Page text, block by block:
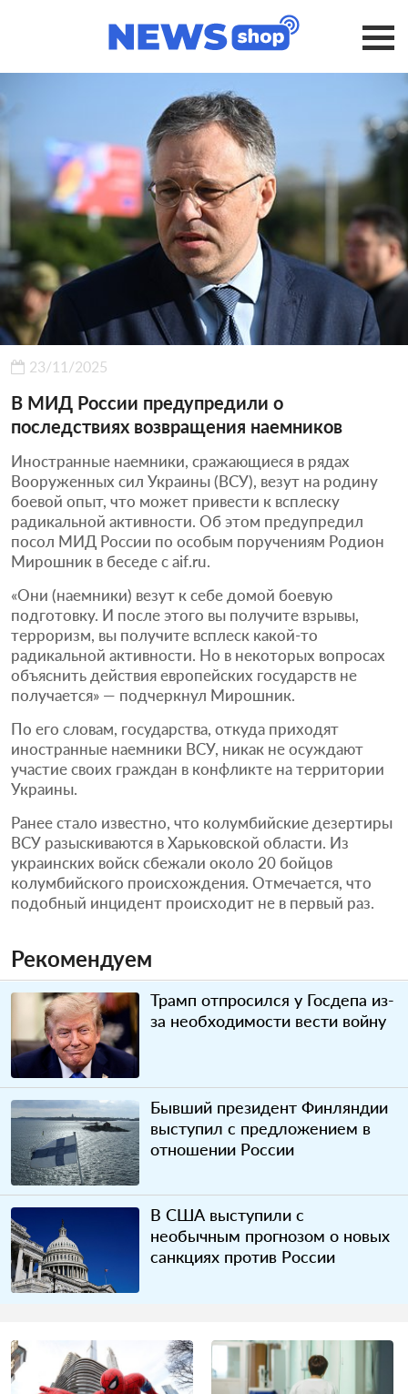
23/11/2025
В МИД России предупредили о
последствиях возвращения наемников
Иностранные наемники, сражающиеся в рядах
Вооруженных сил Украины (ВСУ), везут на родину
боевой опыт, что может привести к всплеску
радикальной активности. Об этом предупредил
посол МИД России по особым поручениям Родион
Мирошник в беседе с aif.ru.
«Они (наемники) везут к себе домой боевую
подготовку. И после этого вы получите взрывы,
терроризм, вы получите всплеск какой-то
радикальной активности. Но в некоторых вопросах
объяснить действия европейских государств не
получается» — подчеркнул Мирошник.
По его словам, государства, откуда приходят
иностранные наемники ВСУ, никак не осуждают
участие своих граждан в конфликте на территории
Украины.
Ранее стало известно, что колумбийские дезертиры
ВСУ разыскиваются в Харьковской области. Из
украинских войск сбежали около 20 бойцов
колумбийского происхождения. Отмечается, что
подобный инцидент происходит не в первый раз.
Рекомендуем
Трамп отпросился у Госдепа из-
за необходимости вести войну
Бывший президент Финляндии
выступил с предложением в
отношении России
В США выступили с
необычным прогнозом о новых
санкциях против России